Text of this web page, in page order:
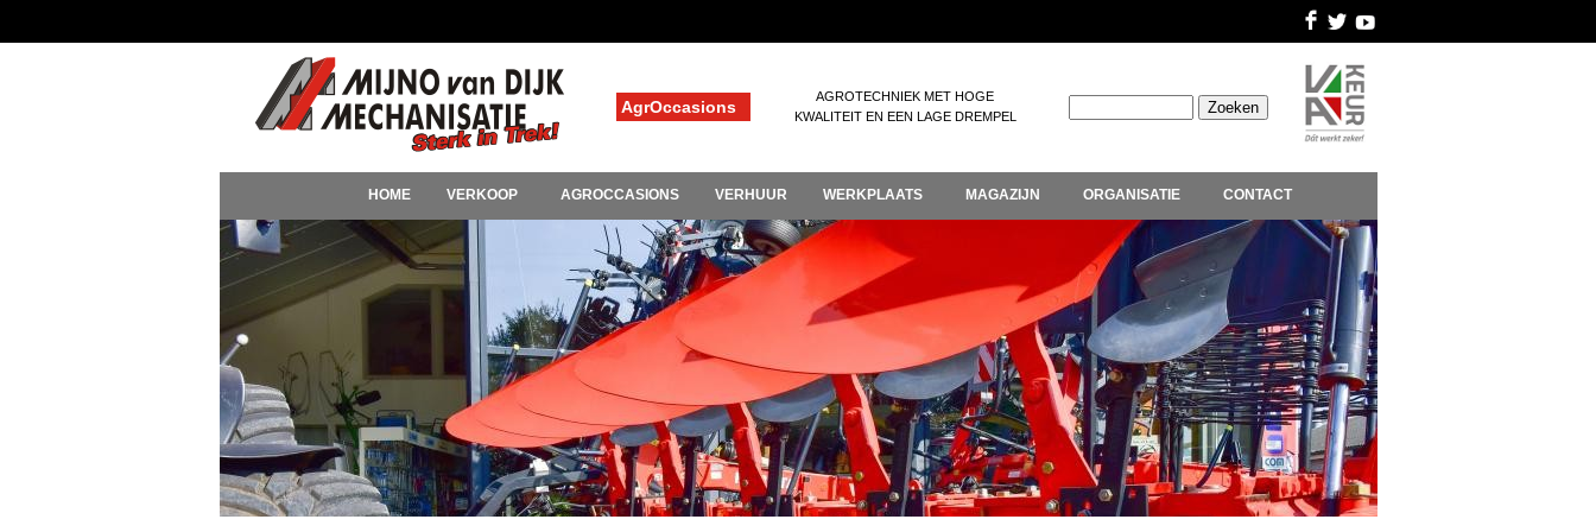
AgrOccasions
AGROTECHNIEK MET HOGE
KWALITEIT EN EEN LAGE DREMPEL
HOME VERKOOP AGROCCASIONS VERHUUR WERKPLAATS MAGAZIJN ORGANISATIE CONTACT